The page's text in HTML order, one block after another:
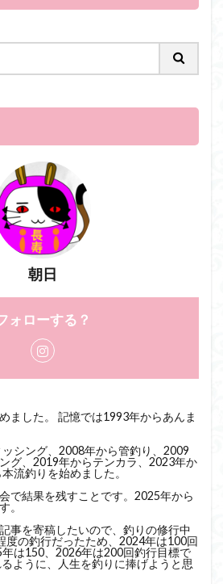
朝日
ォローする？
ました。 記憶では1993年からあんま
シング、2008年から管釣り、2009
グ、2019年からテンカラ、2023年か
流釣りを始めました。
で結果を残すことです。2025年から
。
事を寄稿したいので、釣りの修行中
度の釣行だったため、2024年は100回
は150、2026年は200回釣行目標で
ように、人生を釣りに捧げようと思